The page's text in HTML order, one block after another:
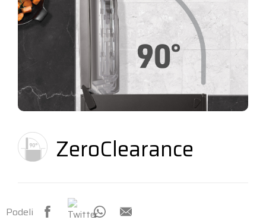
ZeroClearance
Podeli